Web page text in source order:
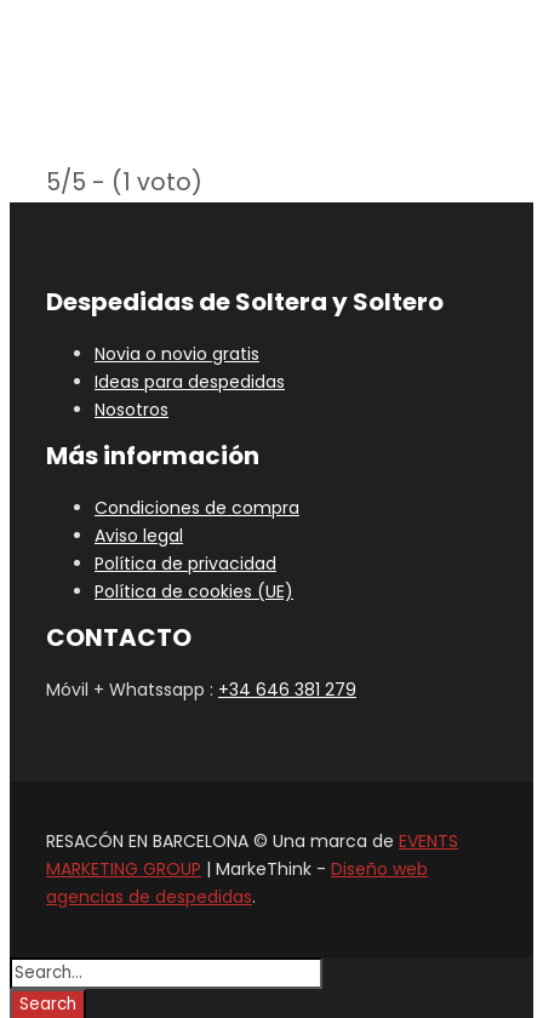
5/5 - (1 voto)
Despedidas de Soltera y Soltero
Novia o novio gratis
Ideas para despedidas
Nosotros
Más información
Condiciones de compra
Aviso legal
Política de privacidad
Política de cookies (UE)
CONTACTO
Móvil + Whatssapp : +34 646 381 279
RESACÓN EN BARCELONA © Una marca de EVENTS
MARKETING GROUP | MarkeThink - Diseño web
agencias de despedidas.